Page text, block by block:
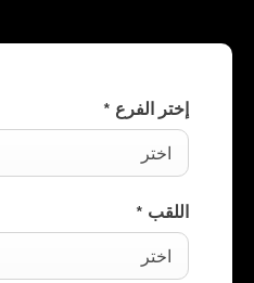
إختر الفرع *
اختر
اللقب *
اختر